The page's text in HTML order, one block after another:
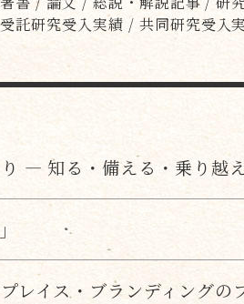
受託研究受入実績 / 共同研究受入
り ― 知る・備える・乗り越
レイス・ブランディングの